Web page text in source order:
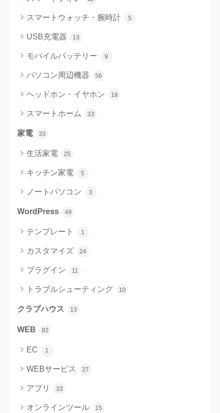
スマートウォッチ・腕時計 5
USB充電器 13
モバイルバッテリー 9
パソコン周辺機器 56
ヘッドホン・イヤホン 18
スマートホーム 33
家電 33
生活家電 25
キッチン家電 5
ノートパソコン 3
WordPress 49
テンプレート 1
カスタマイズ 24
プラグイン 11
トラブルシューティング 10
クラブハウス 13
WEB 82
EC 1
WEBサービス 27
アプリ 33
オンラインツール 15